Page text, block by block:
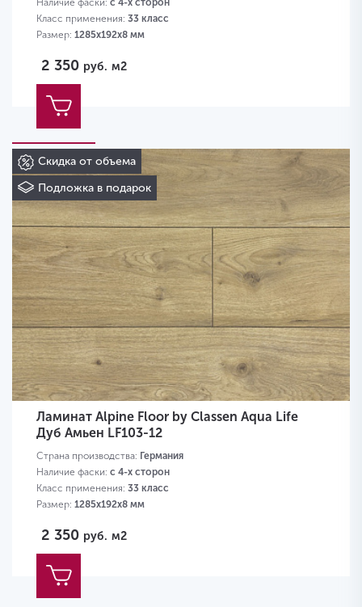
Наличие фаски: с 4-х сторон
Класс применения: 33 класс
Размер: 1285х192х8 мм
2 350 руб. м2
Скидка от объема
Подложка в подарок
Ламинат Alpine Floor by Classen Aqua Life
Дуб Амьен LF103-12
Страна производства: Германия
Наличие фаски: с 4-х сторон
Класс применения: 33 класс
Размер: 1285х192х8 мм
2 350 руб. м2